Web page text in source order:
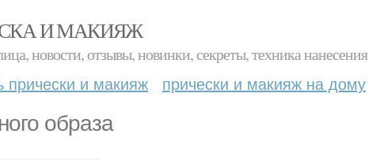
И МАКИЯЖ
новости, отзывы, новинки, секреты, техника нанесения
прически и макияж прически и макияж на дому
образа